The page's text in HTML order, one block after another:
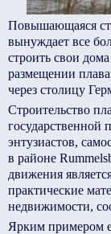
Повышающаяся
вынуждает все
строить свои
размещении
через столицу
Строительство
государственной
энтузиастов,
в районе
движения
практические
недвижимости,
Ярким примером